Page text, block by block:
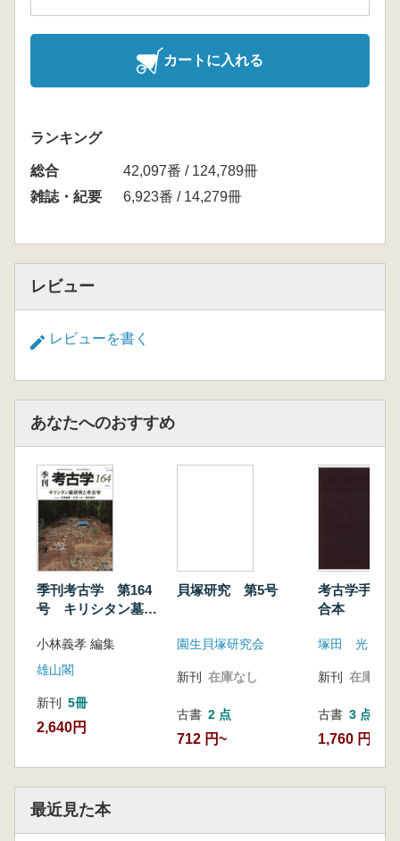
カートに入れる
ランキング
総合
42,097番 / 124,789冊
雑誌・紀要
6,923番 / 14,279冊
レビュー
レビューを書く
あなたへのおすすめ
季刊考古学 第164
号 キリシタン墓研
小林義孝 編集
雄山閣
新刊 5冊
2,640円
貝塚研究 第5号
園生貝塚研究会
新刊 在庫なし
古書 2 点
712 円~
考古学手帖
合本
塚田 光
新刊 在庫なし
古書 3 点
1,760 円~
最近見た本